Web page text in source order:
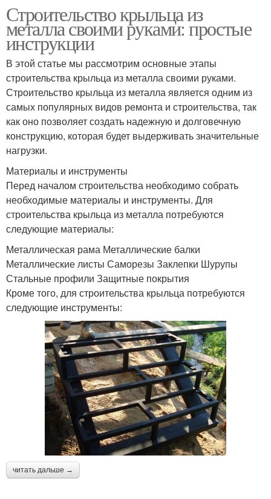
Строительство крыльца из
металла своими руками: простые
инструкции
В этой статье мы рассмотрим основные этапы
строительства крыльца из металла своими руками.
Строительство крыльца из металла является одним из
самых популярных видов ремонта и строительства, так
как оно позволяет создать надежную и долговечную
конструкцию, которая будет выдерживать значительные
нагрузки.
Материалы и инструменты
Перед началом строительства необходимо собрать
необходимые материалы и инструменты. Для
строительства крыльца из металла потребуются
следующие материалы:
Металлическая рама Металлические балки
Металлические листы Саморезы Заклепки Шурупы
Стальные профили Защитные покрытия
Кроме того, для строительства крыльца потребуются
следующие инструменты:
читать дальше →